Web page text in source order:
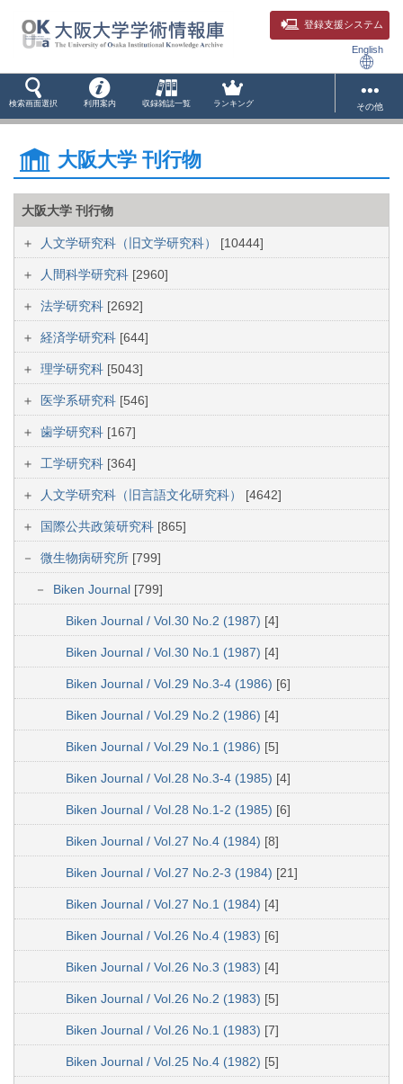
登録支援システム
English
検索画面選択 利用案内 収録雑誌一覧 ランキング その他
大阪大学 刊行物
大阪大学 刊行物
人文学研究科（旧文学研究科） [10444]
人間科学研究科 [2960]
法学研究科 [2692]
経済学研究科 [644]
理学研究科 [5043]
医学系研究科 [546]
歯学研究科 [167]
工学研究科 [364]
人文学研究科（旧言語文化研究科） [4642]
国際公共政策研究科 [865]
微生物病研究所 [799]
Biken Journal [799]
Biken Journal / Vol.30 No.2 (1987) [4]
Biken Journal / Vol.30 No.1 (1987) [4]
Biken Journal / Vol.29 No.3-4 (1986) [6]
Biken Journal / Vol.29 No.2 (1986) [4]
Biken Journal / Vol.29 No.1 (1986) [5]
Biken Journal / Vol.28 No.3-4 (1985) [4]
Biken Journal / Vol.28 No.1-2 (1985) [6]
Biken Journal / Vol.27 No.4 (1984) [8]
Biken Journal / Vol.27 No.2-3 (1984) [21]
Biken Journal / Vol.27 No.1 (1984) [4]
Biken Journal / Vol.26 No.4 (1983) [6]
Biken Journal / Vol.26 No.3 (1983) [4]
Biken Journal / Vol.26 No.2 (1983) [5]
Biken Journal / Vol.26 No.1 (1983) [7]
Biken Journal / Vol.25 No.4 (1982) [5]